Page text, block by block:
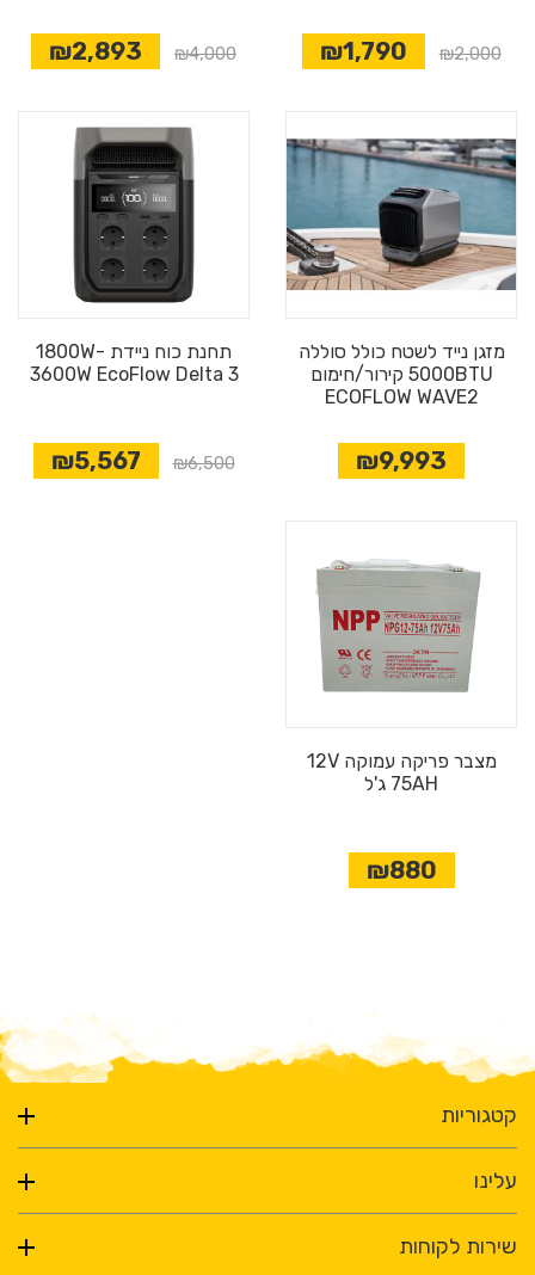
₪2,000
₪1,790
₪4,000
₪2,893
מזגן נייד לשטח כולל סוללה
5000BTU קירור/חימום
ECOFLOW WAVE2
₪9,993
תחנת כוח ניידת 1800W-
3600W EcoFlow Delta 3
₪6,500
₪5,567
מצבר פריקה עמוקה 12V
75AH ג'ל
₪880
קטגוריות
עלינו
שירות לקוחות